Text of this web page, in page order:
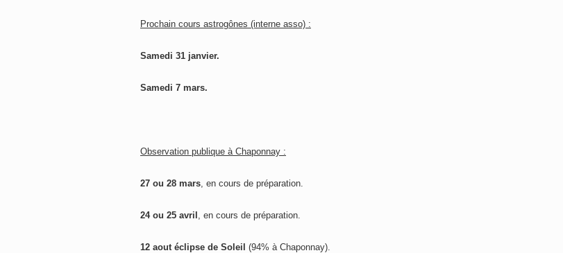
Prochain cours astrogônes (interne asso) :
Samedi 31 janvier.
Samedi 7 mars.
Observation publique à Chaponnay :
27 ou 28 mars, en cours de préparation.
24 ou 25 avril , en cours de préparation.
12 aout éclipse de Soleil (94% à Chaponnay).